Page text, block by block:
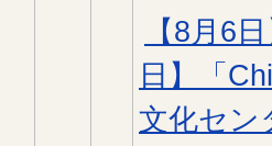
【8月6
日】「
文化セン